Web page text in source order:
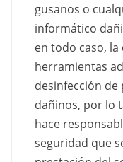
gusanos o
informático
en todo caso,
herramientas
desinfección
dañinos, por lo
hace
seguridad que